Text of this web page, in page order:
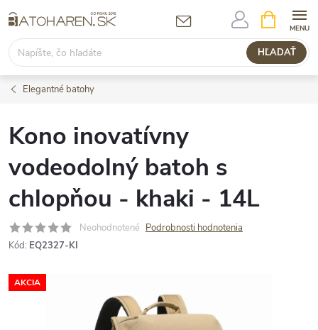
na
obsah
HĽADAŤ
KOŠÍK
Elegantné batohy
Kono inovatívny
vodeodolný batoh s
chlopňou - khaki - 14L
Neohodnotené Podrobnosti hodnotenia
Kód: EQ2327-KI
AKCIA